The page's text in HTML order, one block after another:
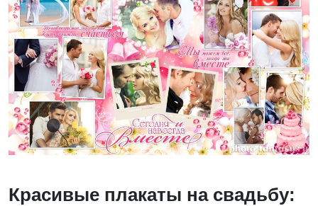
Красивые плакаты на свадьбу: